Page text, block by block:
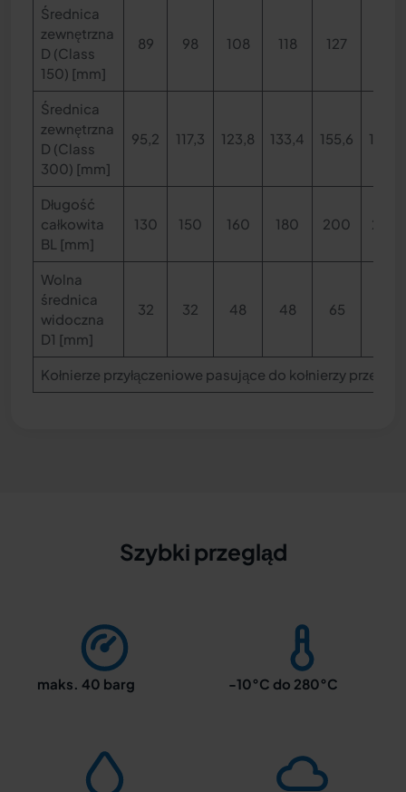
Średnica
zewnętrzna
D (Class
150) [mm]
89 98 108 118 127
Średnica
zewnętrzna
D (Class
300) [mm]
95,2 117,3 123,8 133,4 155,6 165,1
Długość
całkowita
BL [mm]
130 150 160 180 200 230
Wolna
średnica
widoczna
D1 [mm]
32 32 48 48 65
Kołnierze przyłączeniowe pasujące do kołnierzy
Szybki przegląd
maks. 40 barg -10°C do 280°C